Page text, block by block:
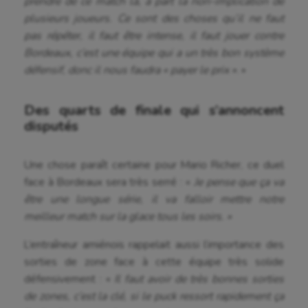
Equitation
Escalade
Flag football
Futsal
Golf
Gymnastique rythmique
Haltérophilie
plu sieurs joueurs. Ce sont des choses qu’il ne faut
pas répéter, il faut être intense, il faut jouer contre
Bordeaux, c’est une équipe qui a un très bon système
défensif, donc il nous faudra « payer le prix »
Des quarts de finale qui s’annoncent
disputés
Une chose paraît certaine pour Mario Richer, ce duel
face à Bordeaux sera très serré : «
Je pense que ça va
être une longue série, il va falloir mettre notre
meilleur match sur la glace tous les soirs. »
L’entraîneur amiénois rappelait aussi l’importance des
sorties de zone face à cette équipe très solide
défensivement : «
Il faut avoir de très bonnes sorties
de zones, c’est la clé, si le puck ressort rapidement ça